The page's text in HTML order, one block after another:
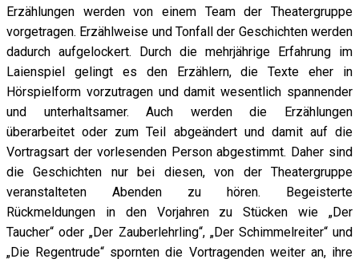
Erzählungen werden von einem Team der Theatergruppe
vorgetragen. Erzählweise und Tonfall der Geschichten werden
dadurch aufgelockert. Durch die mehrjährige Erfahrung im
Laienspiel gelingt es den Erzählern, die Texte eher in
Hörspielform vorzutragen und damit wesentlich spannender
und unterhaltsamer. Auch werden die Erzählungen
überarbeitet oder zum Teil abgeändert und damit auf die
Vortragsart der vorlesenden Person abgestimmt. Daher sind
die Geschichten nur bei diesen, von der Theatergruppe
veranstalteten Abenden zu hören. Begeisterte
Rückmeldungen in den Vorjahren zu Stücken wie „Der
Taucher“ oder „Der Zauberlehrling“, „Der Schimmelreiter“ und
„Die Regentrude“ spornten die Vortragenden weiter an, ihre